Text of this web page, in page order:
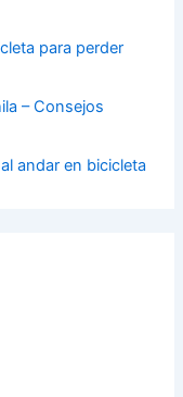
para perder
– Consejos
andar en bicicleta